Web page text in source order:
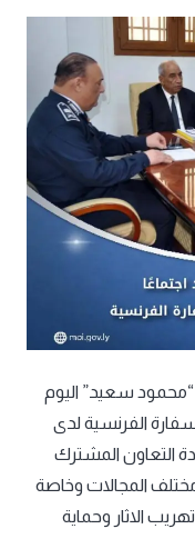
“محمود سعيد” اليوم
الفرنسية لدى
التعاون المشترك
مختلف المجالات وخاصة
الاثار وحماية